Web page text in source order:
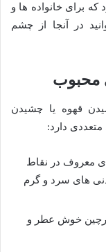
که برای خانواده ها و
در آنجا از چشم
محبوب
قهوه یا چشیدن
متعددی دارد:
معروف در نقاط
های سرد و گرم
خوش عطر و